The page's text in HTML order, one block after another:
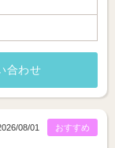
合わせ
おすすめ
08/01